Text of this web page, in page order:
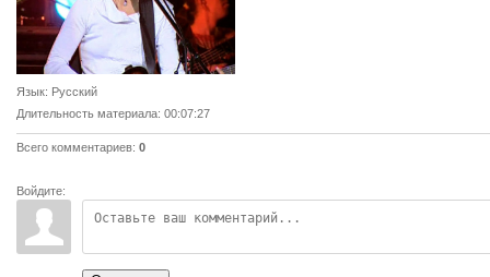
Язык: Русский
Длительность материала: 00:07:27
Всего комментариев: 0
Войдите: